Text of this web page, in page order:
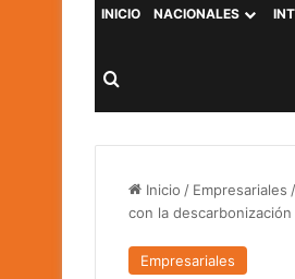
INICIO NACIONALES
Buscar por
Inicio / Empresariales /
con la
Empresariales